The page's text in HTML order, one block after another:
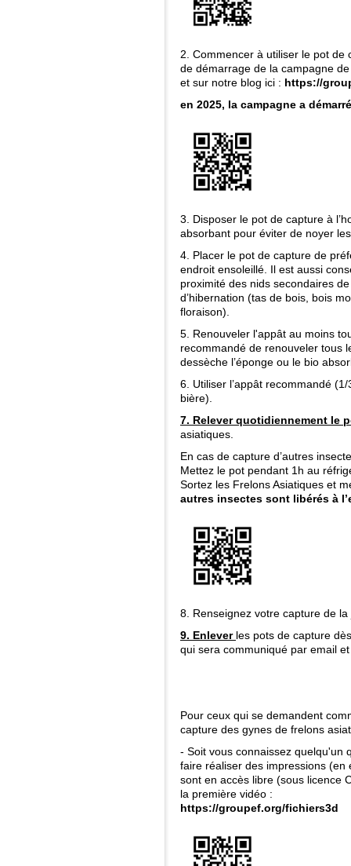
2. Commencer à utiliser le pot
de démarrage de la campagne
et sur notre blog ici : https://
en 2025, la campagne a
3. Disposer le pot de capture à
absorbant pour éviter de noyer
4. Placer le pot de capture de
endroit ensoleillé. Il est aussi
proximité des nids secondaires
d’hibernation (tas de bois, bois
floraison).
5. Renouveler l'appât au moins
recommandé de renouveler tous
dessèche l’éponge ou le bio
6. Utiliser l’appât recommandé
bière).
7. Relever quotidiennement le
asiatiques.
En cas de capture d’autres
Mettez le pot pendant 1h au
Sortez les Frelons Asiatiques et
autres insectes sont libérés à
8. Renseignez votre capture de
9. Enlever les pots de capture
qui sera communiqué par email
Pour ceux qui se demandent
capture des gynes de frelons
- Soit vous connaissez quelqu'un
faire réaliser des impressions
sont en accès libre (sous licence
la première vidéo :
https://groupef.org/fichiers3d